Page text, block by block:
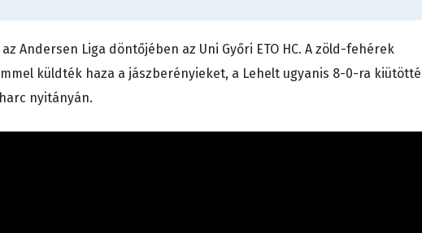
Andersen Liga döntőjében az Uni Győri ETO HC. A zöld-fehérek
küldték haza a jászberényieket, a Lehelt ugyanis 8-0-ra
nyitányán.